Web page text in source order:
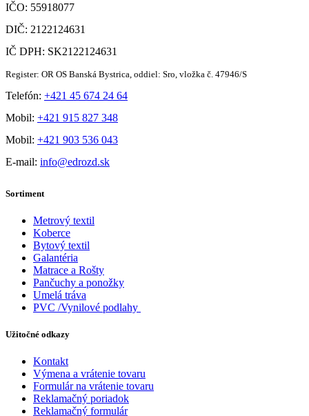
IČO: 55918077
DIČ: 2122124631
IČ DPH: SK2122124631
Register: OR OS Banská Bystrica, oddiel: Sro, vložka č. 47946/S
Telefón: +421 45 674 24 64
Mobil: +421 915 827 348
Mobil: +421 903 536 043
E-mail: info@edrozd.sk
Sortiment
Metrový textil
Koberce
Bytový textil
Galantéria
Matrace a Rošty
Pančuchy a ponožky
Umelá tráva
PVC /Vynilové podlahy
Užitočné odkazy
Kontakt
Výmena a vrátenie tovaru
Formulár na vrátenie tovaru
Reklamačný poriadok
Reklamačný formulár